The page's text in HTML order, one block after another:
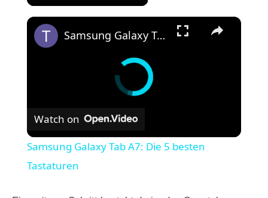
×
Samsung Galaxy Tab A7: Die 5 besten Tastaturen
Watch on
Samsung Galaxy Tab A7: Die 5 besten
Tastaturen